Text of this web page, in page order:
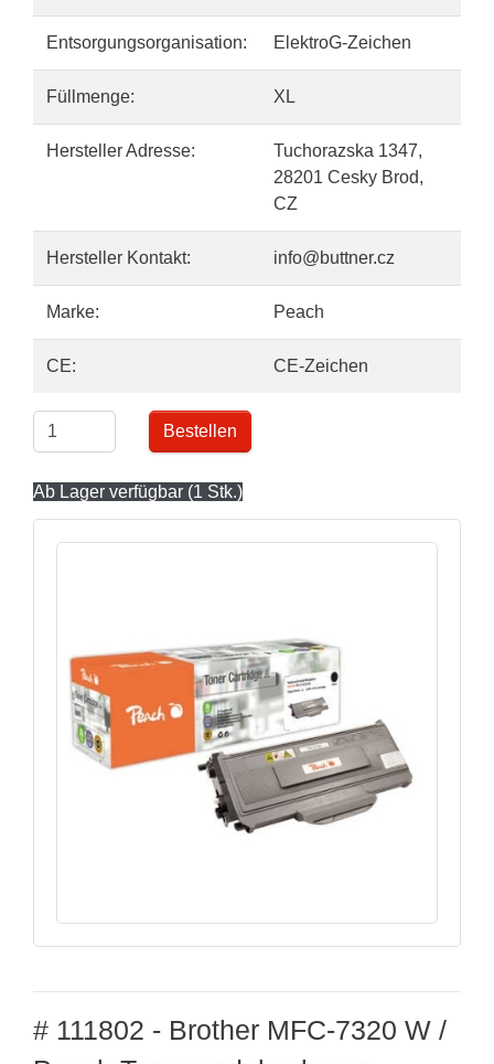
Entsorgungsorganisation: ElektroG-Zeichen
Füllmenge: XL
Hersteller Adresse:
Tuchorazska 1347,
28201 Cesky Brod,
CZ
Hersteller Kontakt: info@buttner.cz
Marke: Peach
CE: CE-Zeichen
Bestellen
Ab Lager verfügbar (1 Stk.)
# 111802 - Brother MFC-7320 W /